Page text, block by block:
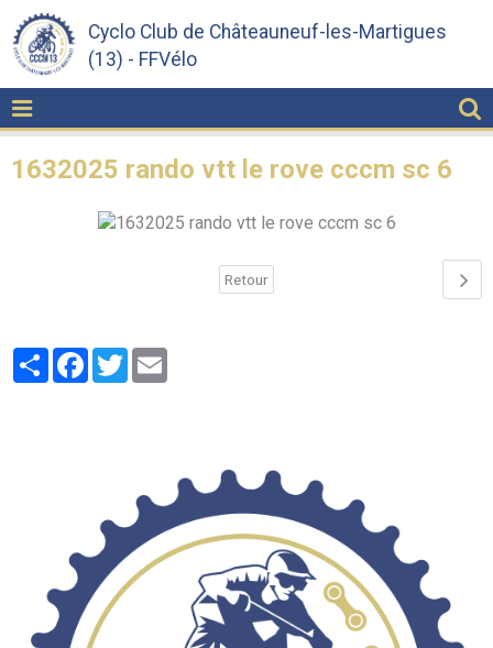
Cyclo Club de Châteauneuf-les-Martigues
(13) - FFVélo
1632025 rando vtt le rove cccm sc 6
Retour
PartagerFacebook
Twitter